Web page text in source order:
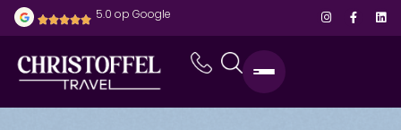
5.0 op Google